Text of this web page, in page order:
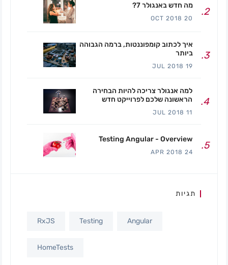
מה חדש באנגולר 7?
20 OCT 2018
איך לכתוב קומפוננטות, ברמה הגבוהה
ביותר
19 JUL 2018
למה אנגולר צריכה להיות הבחירה
הראשונה שלכם לפרוייקט חדש
11 JUL 2018
Testing Angular - Overview
24 APR 2018
תגיות
RxJS Testing Angular
HomeTests